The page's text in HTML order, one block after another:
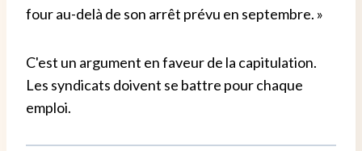
four au-delà de son arrêt prévu en septembre. »
C'est un argument en faveur de la capitulation.
Les syndicats doivent se battre pour chaque
emploi.